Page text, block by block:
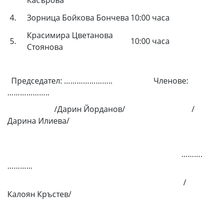
4.
Зорница Бойкова Бончева 10:00 часа
5.
Красимира Цветанова
Стоянова
10:00 часа
Председател: ………………….. Членове:
………………..
/Дарин Йорданов/ /
Дарина Илиева/
……….
…………
/
Калоян Кръстев/